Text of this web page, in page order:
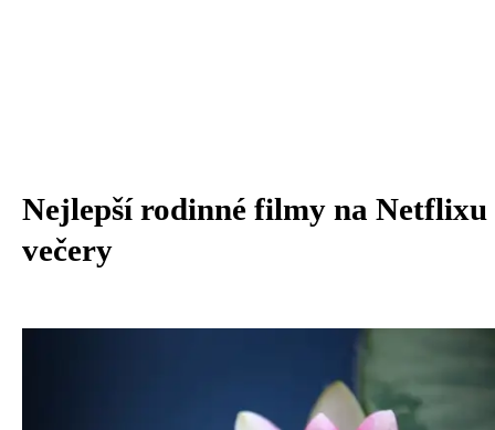
Nejlepší rodinné filmy na Netflixu
večery